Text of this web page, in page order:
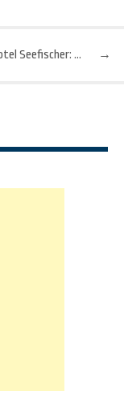
→
Romantikhotel Seefischer: Erinnerungen an Portofino